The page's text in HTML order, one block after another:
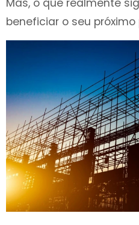
Mas, o que realmente
beneficiar o seu